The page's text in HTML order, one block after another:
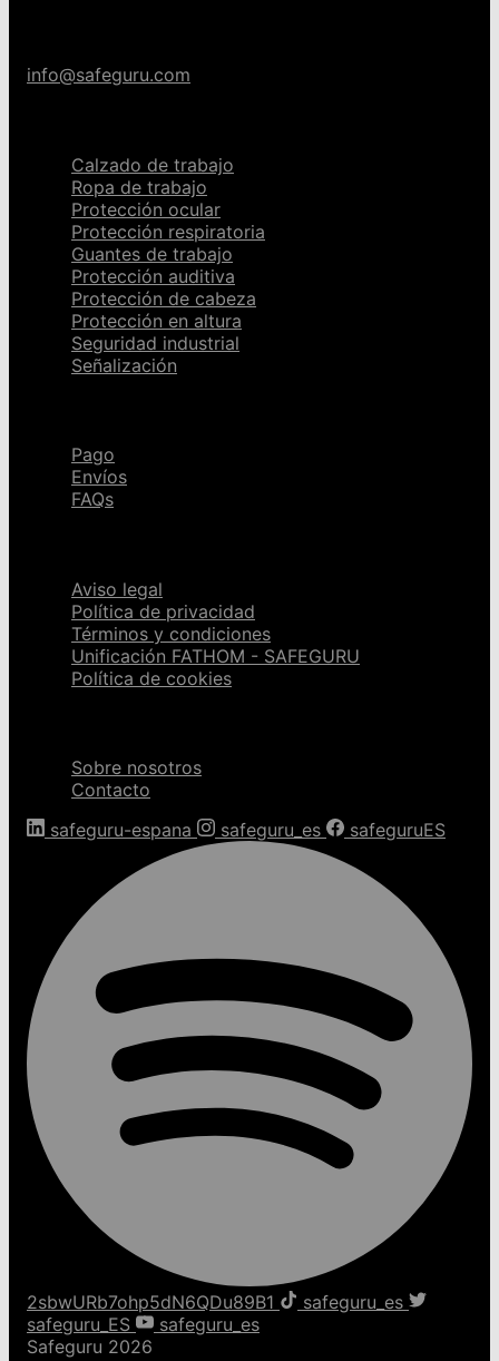
info@safeguru.com
Calzado de trabajo
Ropa de trabajo
Protección ocular
Protección respiratoria
Guantes de trabajo
Protección auditiva
Protección de cabeza
Protección en altura
Seguridad industrial
Señalización
Pago
Envíos
FAQs
Aviso legal
Política de privacidad
Términos y condiciones
Unificación FATHOM - SAFEGURU
Política de cookies
Sobre nosotros
Contacto
safeguru-espana
safeguru_es safeguruES
2sbwURb7ohp5dN6QDu89B1
safeguru_es
safeguru_ES
safeguru_es
Safeguru 2026